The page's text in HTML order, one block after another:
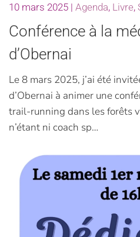
10 mars 2025 | Agenda, Livre,
Conférence à la
d’Obernai
Le 8 mars 2025, j’ai été
d’Obernai à animer une
trail-running dans les forêts
n’étant ni coach sp…